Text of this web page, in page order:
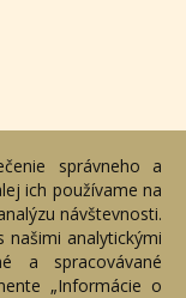
správneho a
ich používame na
návštevnosti.
našimi analytickými
a spracovávané
„Informácie o